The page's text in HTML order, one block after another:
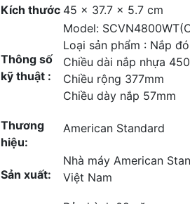
Kích thước 45 × 37.7 × 5.7 cm
Thông số
kỹ thuật :
Model:
Loại sản phẩm : Nắp
Chiều dài nắp nhựa
Chiều rộng 377mm
Chiều dày nắp 57mm
Thương
hiệu:
American Standard
Sản xuất:
Nhà máy American
Việt Nam